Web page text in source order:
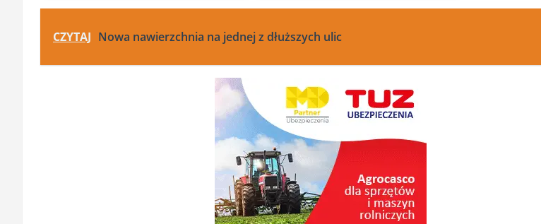
CZYTAJ Nowa nawierzchnia na jednej z dłuższych ulic